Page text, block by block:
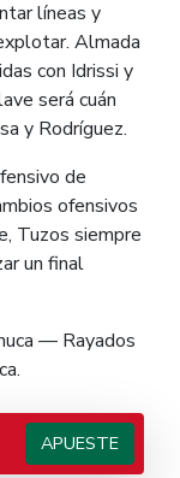
líneas y
Almada
con Idrissi y
será cuán
y Rodríguez.
de
ofensivos
Tuzos siempre
un final
— Rayados
APUESTE